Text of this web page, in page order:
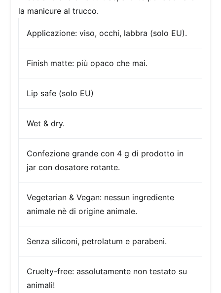
la manicure al trucco.
Applicazione: viso, occhi, labbra (solo EU).
Finish matte: più opaco che mai.
Lip safe (solo EU)
Wet & dry.
Confezione grande con 4 g di prodotto in
jar con dosatore rotante.
Vegetarian & Vegan: nessun ingrediente
animale nè di origine animale.
Senza siliconi, petrolatum e parabeni.
Cruelty-free: assolutamente non testato su
animali!